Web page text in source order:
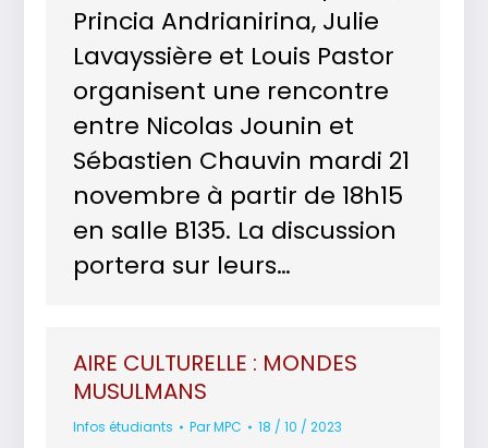
Princia Andrianirina, Julie
Lavayssière et Louis Pastor
organisent une rencontre
entre Nicolas Jounin et
Sébastien Chauvin mardi 21
novembre à partir de 18h15
en salle B135. La discussion
portera sur leurs…
AIRE CULTURELLE : MONDES
MUSULMANS
Infos étudiants ParMPC 18 / 10 / 2023